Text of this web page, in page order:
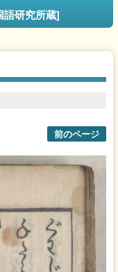
語研究所蔵]
前のページ